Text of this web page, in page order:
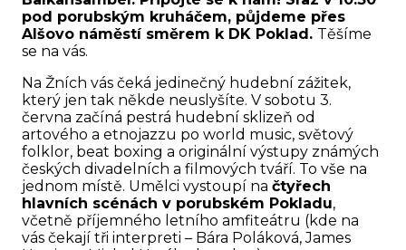
pod porubským kruháčem, půjdeme přes
Alšovo náměstí směrem k DK Poklad. Těšíme
se na vás.
Na Žních vás čeká jedinečný hudební zážitek,
který jen tak někde neuslyšíte. V sobotu 3.
června začíná pestrá hudební sklizeň od
artového a etnojazzu po world music, světový
folklor, beat boxing a originální výstupy známých
českých divadelních a filmových tváří. To vše na
jednom místě. Umělci vystoupí na čtyřech
hlavních scénách v porubském Pokladu,
včetně příjemného letního amfiteátru (kde na
vás čekají tři interpreti – Bára Poláková, James